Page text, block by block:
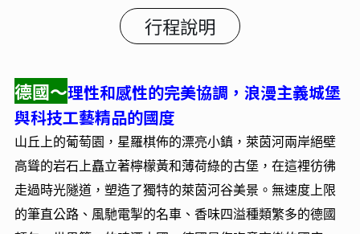
行程說明
德國～理性和感性的完美協調，浪漫主義城堡
與科技工藝精品的國度
山丘上的葡萄園，星羅棋佈的漂亮小鎮，萊茵河兩岸絕壁
高聳的岩石上矗立著檸檬黃和薄荷綠的古堡，在這裡彷彿
走過時光隧道，塑造了獨特的萊茵河谷美景。無速度上限
的筆直公路、風馳電掣的名車、香味四溢種類繁多的德國